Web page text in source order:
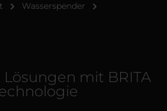
Wasserspender
mit BRITA